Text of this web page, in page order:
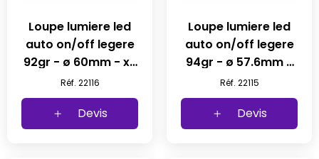
Loupe lumiere led
auto on/off legere
92gr - ø 60mm - x5
(1 pc)
Réf. 22116
Devis
Loupe lumiere led
auto on/off legere
94gr - ø 57.6mm -
x7 (1 pc)
Réf. 22115
Devis